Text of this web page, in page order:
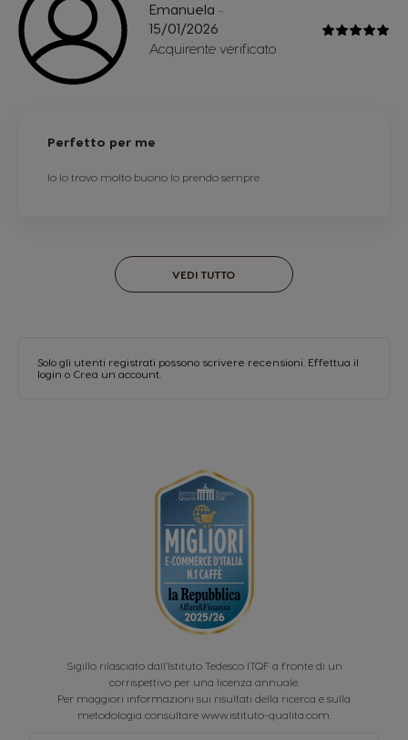
Emanuela -
15/01/2026
Acquirente verificato
Perfetto per me
Io lo trovo molto buono lo prendo sempre
VEDI TUTTO
Solo gli utenti registrati possono scrivere recensioni. Effettua il
login o Crea un account
Sigillo rilasciato dall’Istituto Tedesco ITQF a fronte di un
corrispettivo per una licenza annuale.
Per maggiori informazioni sui risultati della ricerca e sulla
metodologia consultare www.istituto-qualita.com